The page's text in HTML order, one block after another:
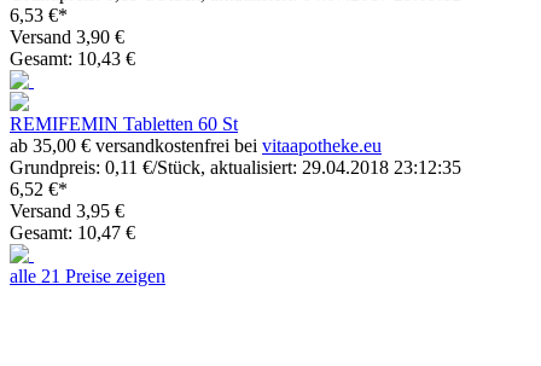
6,53 €*
Versand 3,90 €
Gesamt: 10,43 €
REMIFEMIN Tabletten 60 St
ab 35,00 € versandkostenfrei bei vitaapotheke.eu
Grundpreis: 0,11 €/Stück, aktualisiert: 29.04.2018 23:12:35
6,52 €*
Versand 3,95 €
Gesamt: 10,47 €
alle 21 Preise zeigen